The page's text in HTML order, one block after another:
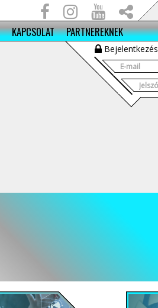
KAPCSOLAT PARTNEREKNEK
Bejelentkezés